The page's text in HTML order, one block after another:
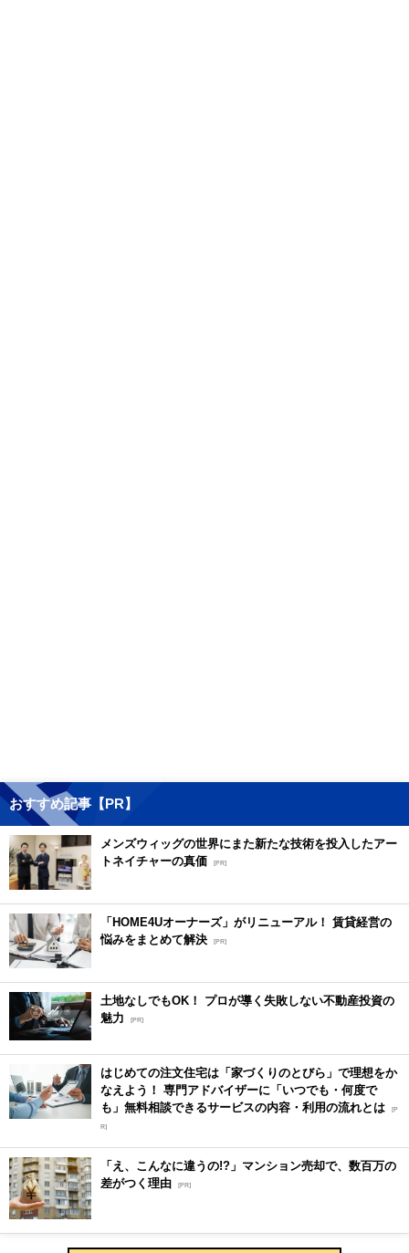
おすすめ記事【PR】
メンズウィッグの世界にまた新たな技術を投入したアー
トネイチャーの真価
[PR]
「HOME4Uオーナーズ」がリニューアル！ 賃貸経営の
悩みをまとめて解決 [PR]
土地なしでもOK！ プロが導く失敗しない不動産投資の
魅力
[PR]
はじめての注文住宅は「家づくりのとびら」で理想をか
なえよう！ 専門アドバイザーに「いつでも・何度で
も」無料相談できるサービスの内容・利用の流れとは [P
R]
「え、こんなに違うの!?」マンション売却で、数百万の
差がつく理由 [PR]